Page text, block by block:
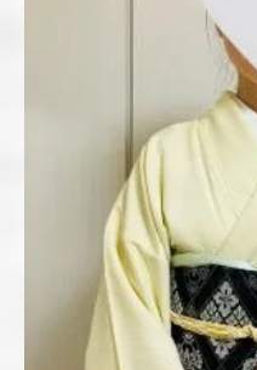
初心者が着付
着付け教室で
由
習い事初心者が通
初心者に優しい
着付け教室の無
する方法
着付け教室の料